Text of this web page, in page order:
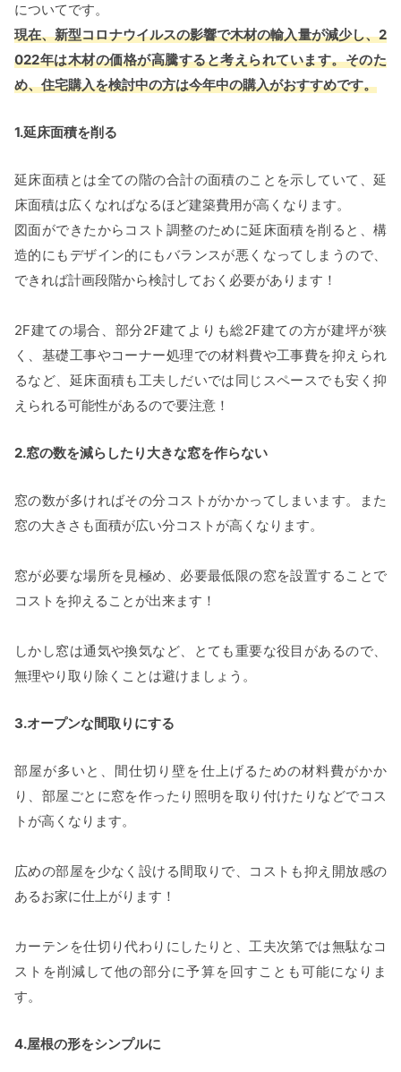
についてです。
現在、新型コロナウイルスの影響で木材の輸入量が減少し、2
022年は木材の価格が高騰すると考えられています。そのた
め、住宅購入を検討中の方は今年中の購入がおすすめです。
1.延床面積を削る
延床面積とは全ての階の合計の面積のことを示していて、延
床面積は広くなればなるほど建築費用が高くなります。
図面ができたからコスト調整のために延床面積を削ると、構
造的にもデザイン的にもバランスが悪くなってしまうので、
できれば計画段階から検討しておく必要があります！
2F建ての場合、部分2F建てよりも総2F建ての方が建坪が狭
く、基礎工事やコーナー処理での材料費や工事費を抑えられ
るなど、延床面積も工夫しだいでは同じスペースでも安く抑
えられる可能性があるので要注意！
2.窓の数を減らしたり大きな窓を作らない
窓の数が多ければその分コストがかかってしまいます。また
窓の大きさも面積が広い分コストが高くなります。
窓が必要な場所を見極め、必要最低限の窓を設置することで
コストを抑えることが出来ます！
しかし窓は通気や換気など、とても重要な役目があるので、
無理やり取り除くことは避けましょう。
3.オープンな間取りにする
部屋が多いと、間仕切り壁を仕上げるための材料費がかか
り、部屋ごとに窓を作ったり照明を取り付けたりなどでコス
トが高くなります。
広めの部屋を少なく設ける間取りで、コストも抑え開放感の
あるお家に仕上がります！
カーテンを仕切り代わりにしたりと、工夫次第では無駄なコ
ストを削減して他の部分に予算を回すことも可能になりま
す。
4.屋根の形をシンプルに